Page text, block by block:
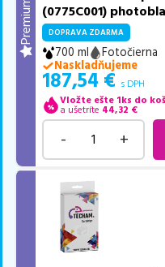
Premium
(0775C001)
DOPRAVA ZDARMA
700 ml
Fotočierna
Naskladňujeme
187,54 € s DPH
Vložte ešte 1ks do
a ušetríte 44,32 €
- +